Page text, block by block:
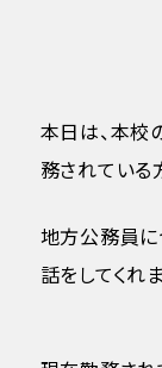
本日は、本校
務されている
地方公務員
話をしてくれ